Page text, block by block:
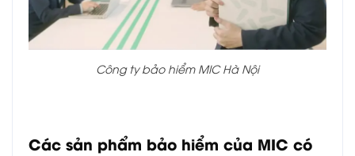
Công ty bảo hiểm MIC Hà Nội
Các sản phẩm bảo hiểm của MIC có